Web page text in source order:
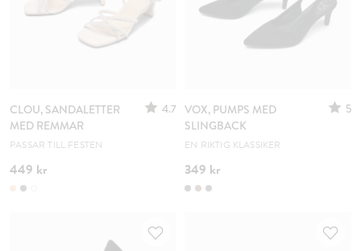
CLOU, SANDALETTER
MED REMMAR
4.7
PASSAR TILL FESTEN
449 kr
VOX, PUMPS MED
SLINGBACK
5
EN RIKTIG KLASSIKER
349 kr